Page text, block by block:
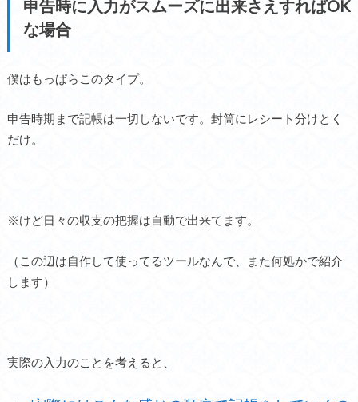
申告時に入力がスムーズに出来さえすればOK
な場合
僕はもっぱらこのタイプ。
申告時期まで記帳は一切しないです。封筒にレシート分けとく
だけ。
※けど日々の収支の把握は自動で出来てます。
（この辺は自作して使ってるツールなんで、また何処かで紹介
します）
実際の入力のことを考えると、